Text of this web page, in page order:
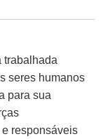
trabalhada
seres humanos
para sua
responsáveis